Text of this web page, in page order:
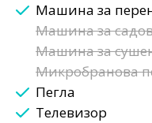
Машина за
Машина за
Машина за
Микробранова
Пегла
Телевизор